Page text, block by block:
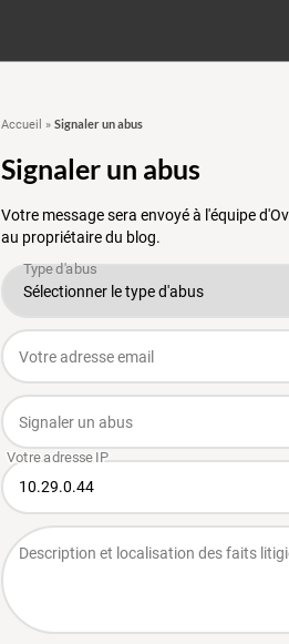
Accueil » Signaler un abus
Signaler un abus
Votre message sera envoyé à l'équipe
au propriétaire du blog.